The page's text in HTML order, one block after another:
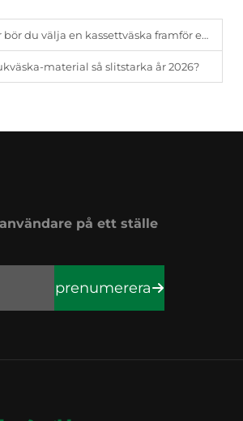
du välja en kassettväska framför en ryggsäck?
material så slitstarka år 2026?
på ett ställe
prenumerera